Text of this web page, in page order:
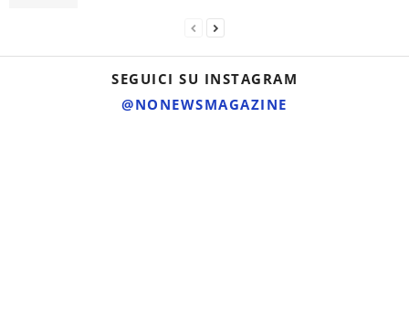
SEGUICI SU INSTAGRAM
@NONEWSMAGAZINE